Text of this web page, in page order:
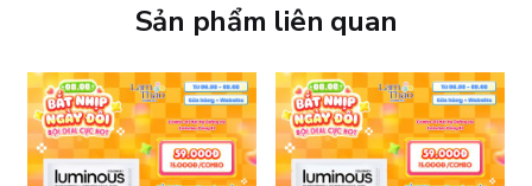
Sản phẩm liên quan